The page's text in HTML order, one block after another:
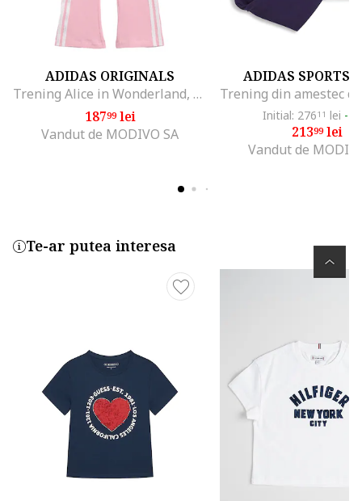
ADIDAS ORIGINALS
Trening Alice in Wonderland, Roz deschis
18799lei
Vandut de MODIVO SA
ADIDAS
Initial: 27611 lei -
21399lei
Vandut de
Te-ar putea interesa